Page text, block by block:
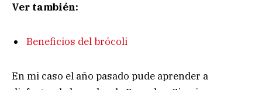
Ver también:
Beneficios del brócoli
En mi caso el año pasado pude aprender a